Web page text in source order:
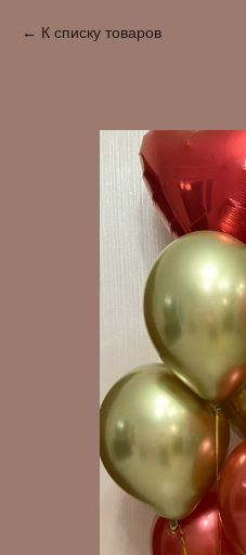
К списку товаров